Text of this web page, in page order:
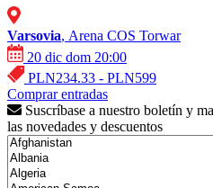
Varsovia, Arena COS Torwar
20 dic dom 20:00
PLN234.33 - PLN599
Comprar entradas
Suscríbase a nuestro boletín y
las novedades y descuentos